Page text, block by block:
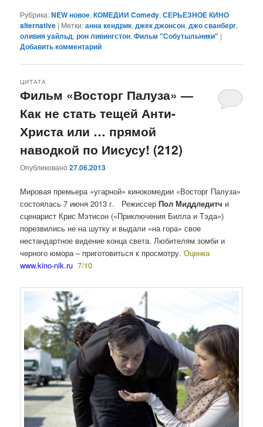
Рубрика:NEW новое,КОМЕДИИ Comedy,СЕРЬЕЗНОЕ КИНО
alternative | Метки:анна кендрик,джек джонсон,джо сванберг,
оливия уайльд,рон ливингстон,Фильм "Собутыльники" |
Добавить комментарий
Фильм «Восторг Палуза» —
Как не стать тещей Анти-
Христа или … прямой
наводкой по Иисусу! (212)
ЦИТАТА
Опубликовано27.06.2013
Мировая премьера «угарной» кинокомедии «Восторг Палуза»
состоялась 7 июня 2013 г. РежиссерПол Миддледитч и
сценарист Крис Мэтисон («Приключения Билла и Тэда»)
порезвились не на шутку и выдали «на гора» свое
нестандартное видение конца света. Любителям зомби и
черного юмора – приготовиться к просмотру.Оценка
www.kino-nik.ru 7/10